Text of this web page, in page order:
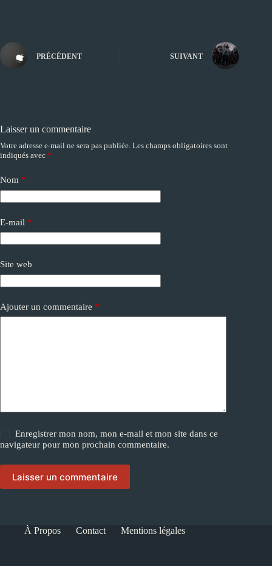
PRÉCÉDENT SUIVANT
Laisser un commentaire
Votre adresse e-mail ne sera pas publiée. Les champs obligatoires sont
indiqués avec *
Nom *
E-mail *
Site web
Ajouter un commentaire *
Enregistrer mon nom, mon e-mail et mon site dans ce
navigateur pour mon prochain commentaire.
Laisser un commentaire
A
l
e
r
n
t
i
v
:
À Propos Contact Mentions légales